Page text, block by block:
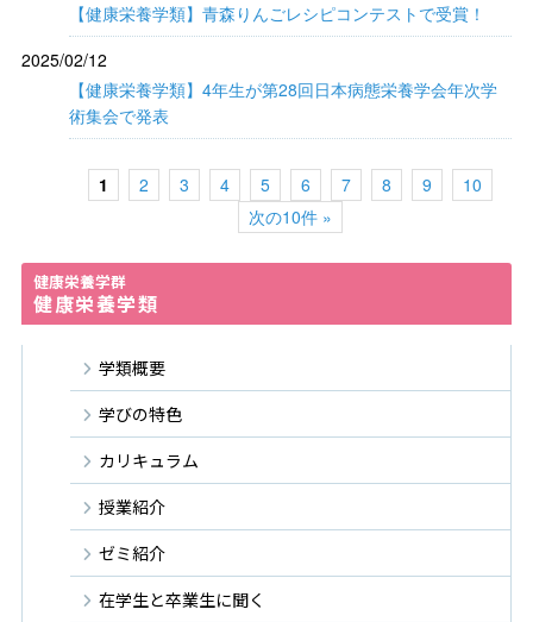
【健康栄養学類】青森りんごレシピコンテストで受賞！
2025/02/12
【健康栄養学類】4年生が第28回日本病態栄養学会年次学
術集会で発表
1 2 3 4 5 6 7 8 9
10
次の10件 »
健康栄養学群
健康栄養学類
学類概要
学びの特色
カリキュラム
授業紹介
ゼミ紹介
在学生と卒業生に聞く